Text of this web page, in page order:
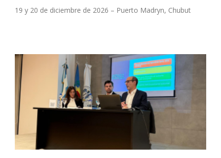
19 y 20 de diciembre de 2026 – Puerto Madryn, Chubut